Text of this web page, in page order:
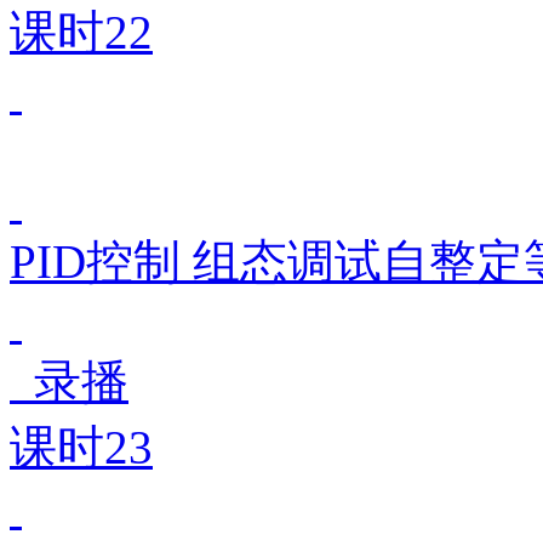
课时22
PID控制 组态调试自整定
录播
课时23